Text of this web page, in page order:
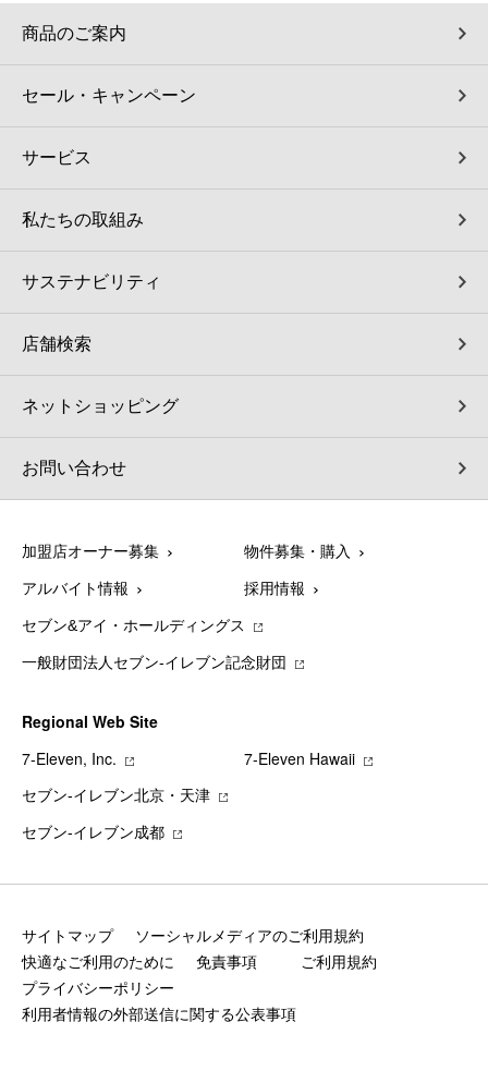
商品のご案内
セール・キャンペーン
サービス
私たちの取組み
サステナビリティ
店舗検索
ネットショッピング
お問い合わせ
加盟店オーナー募集 物件募集・購入
アルバイト情報 採用情報
セブン&アイ・ホールディングス
一般財団法人セブン-イレブン記念財団
Regional Web Site
7‐Eleven, Inc.
7‐Eleven Hawaii
セブン‐イレブン北京・天津
セブン‐イレブン成都
サイトマップ
ソーシャルメディアのご利用規約
快適なご利用のために
免責事項
ご利用規約
プライバシーポリシー
利用者情報の外部送信に関する公表事項